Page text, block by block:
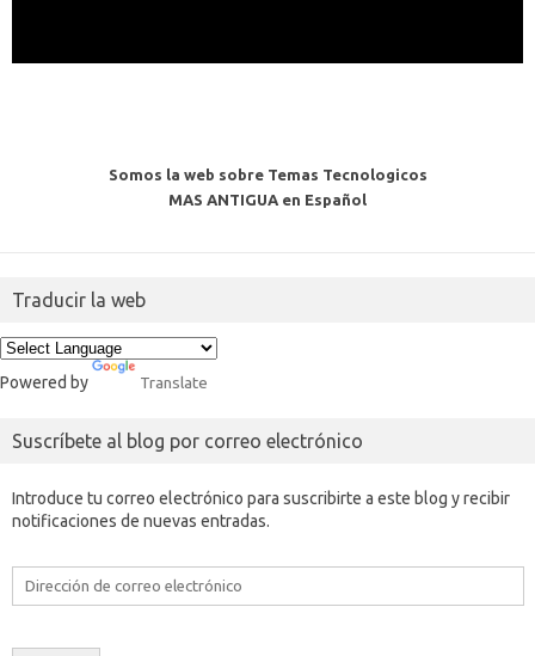
Somos la web sobre Temas Tecnologicos
MAS ANTIGUA en Español
Traducir la web
Powered by Translate
Suscríbete al blog por correo electrónico
Introduce tu correo electrónico para suscribirte a este blog y recibir
notificaciones de nuevas entradas.
Dirección
electrónico